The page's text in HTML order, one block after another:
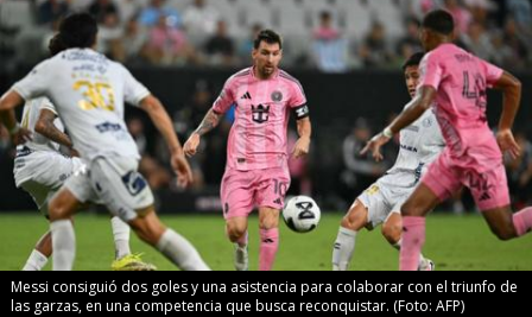
Messi consiguió dos goles y una asistencia para colaborar con el triunfo de
las garzas, en una competencia que busca reconquistar. (Foto: AFP)